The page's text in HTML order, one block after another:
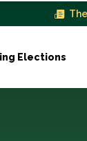
Elections